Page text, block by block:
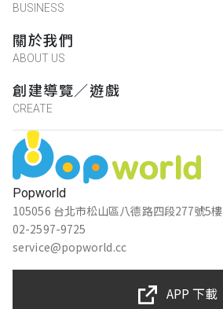
Popworld
105056 台北市松山區八德路四段277號5樓
02-2597-9725
service@popworld.cc
BUSINESS
關於我們
ABOUT US
創建導覽／遊戲
CREATE
APP 下載